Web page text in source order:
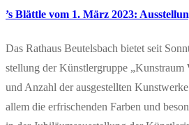
’s Blätt­le vom 1. März 2023:
Das Rat­haus Beu­tels­bach bie­tet seit
stel­lung der Künst­ler­grup­pe
und Anzahl der aus­ge­stell­ten
allem die erfri­schen­den Far­ben und